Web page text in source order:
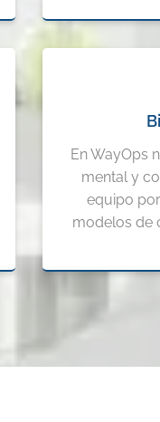
En WayOps
mental y
equipo
modelos de